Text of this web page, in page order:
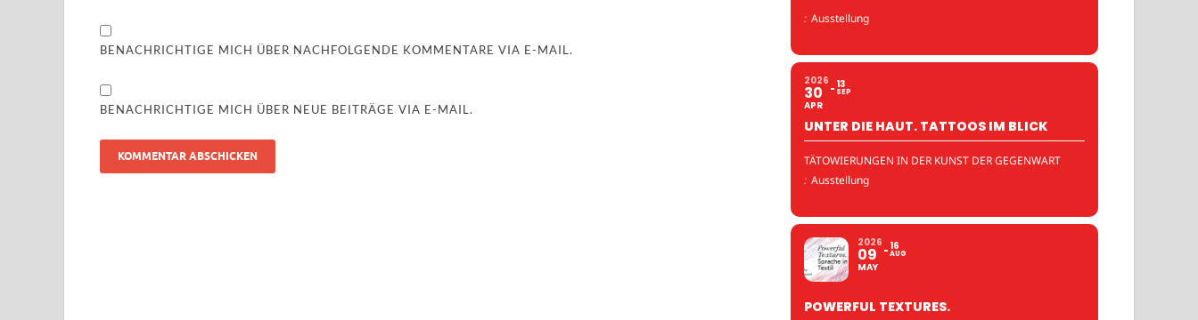
BENACHRICHTIGE MICH ÜBER NACHFOLGENDE KOMMENTARE VIA E-MAIL.
BENACHRICHTIGE MICH ÜBER NEUE BEITRÄGE VIA E-MAIL.
: Ausstellung
2026
30
APR
13
SEP
UNTER DIE HAUT. TATTOOS IM BLICK
TÄTOWIERUNGEN IN DER KUNST DER GEGENWART
: Ausstellung
2026
09
MAY
16
AUG
POWERFUL TEXTURES.